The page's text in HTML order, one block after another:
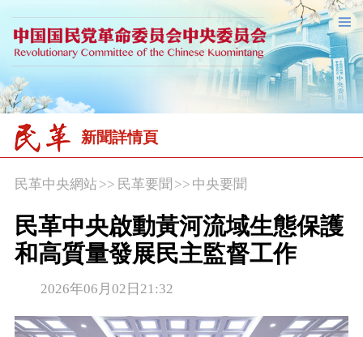
新聞詳情頁
民革中央網站>> 民革要聞 >> 中央要聞
民革中央啟動黃河流域生態保護
和高質量發展民主監督工作
2026年06月02日21:32